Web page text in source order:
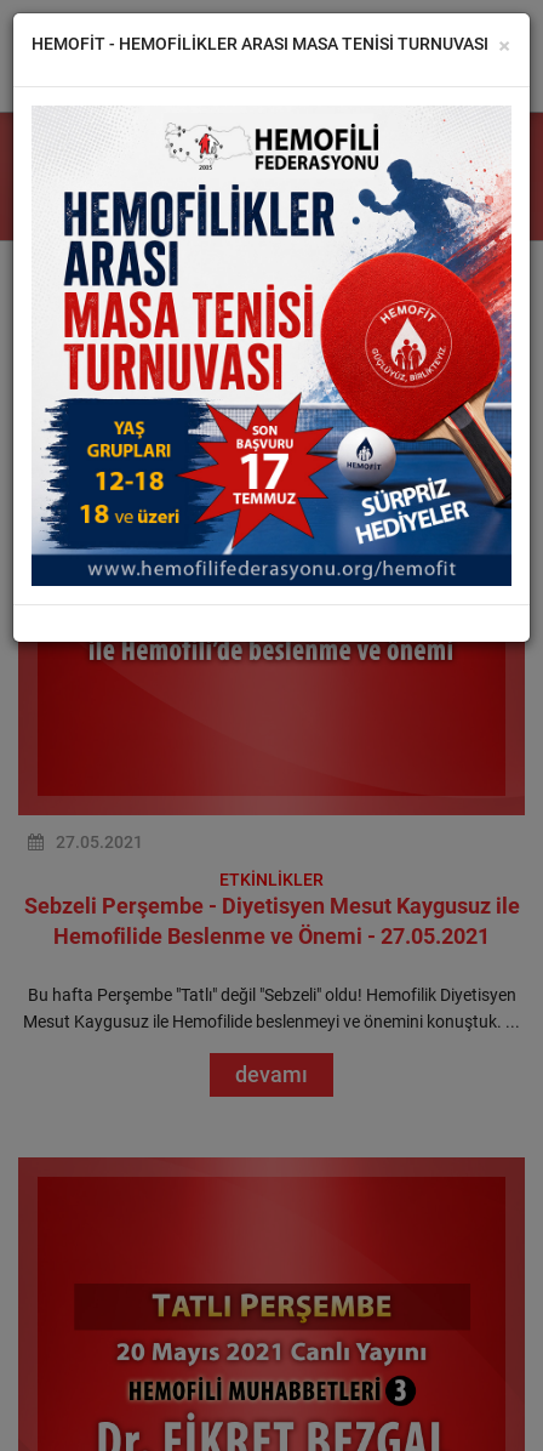
FEDERASYON
HEMOFİLİ
HABERLER
GALERİ
İLETİŞİM
TÜM HABERLER
27.05.2021
ETKİNLİKLER
Sebzeli Perşembe - Diyetisyen Mesut Kaygusuz ile
Hemofilide Beslenme ve Önemi - 27.05.2021
Bu hafta Perşembe "Tatlı" değil "Sebzeli" oldu! Hemofilik Diyetisyen
Mesut Kaygusuz ile Hemofilide beslenmeyi ve önemini konuştuk. ...
devamı
×
HEMOFİT - HEMOFİLİKLER ARASI MASA TENİSİ TURNUVASI